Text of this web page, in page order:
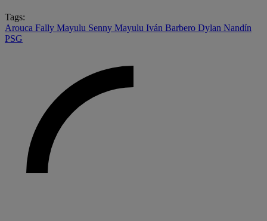
Tags:
Arouca Fally Mayulu Senny Mayulu Iván Barbero Dylan Nandín
PSG